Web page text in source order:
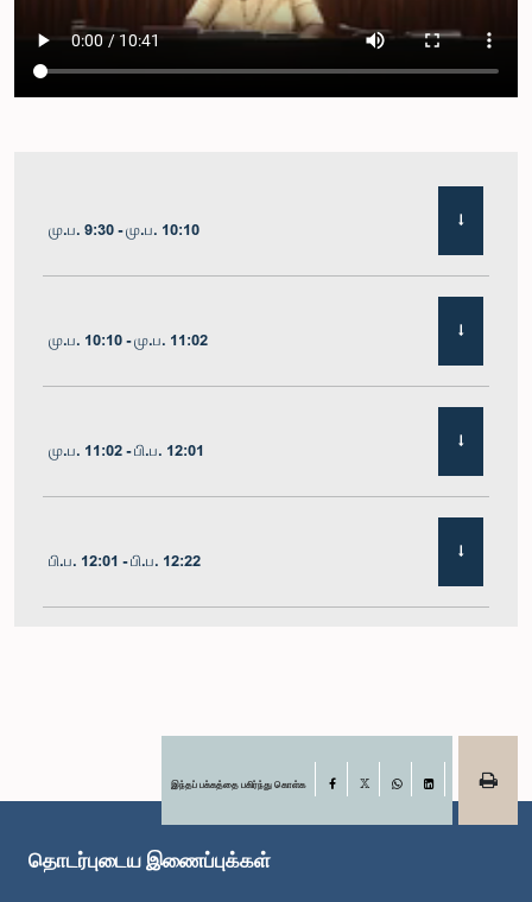
மு.ப. 9:30 - மு.ப. 10:10
மு.ப. 10:10 - மு.ப. 11:02
மு.ப. 11:02 - பி.ப. 12:01
பி.ப. 12:01 - பி.ப. 12:22
பி.ப. 1:00 - பி.ப. 1:11இந்தப் பக்கத்தை பகிர்ந்து கொள்க Facebook
LinkedIn
தொடர்புடைய இணைப்புக்கள்